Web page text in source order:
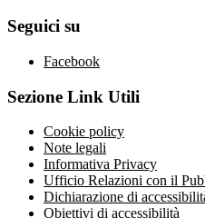
Seguici su
Facebook
Sezione Link Utili
Cookie policy
Note legali
Informativa Privacy
Ufficio Relazioni con il
Dichiarazione di
Obiettivi di accessibilità